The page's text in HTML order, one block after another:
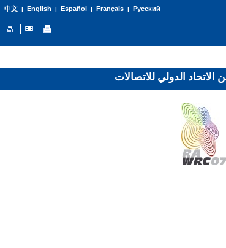
中文| English | Español | Français| Русский
الاتحاد الدولي للاتصالات